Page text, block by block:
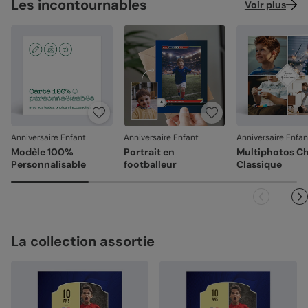
Les incontournables Voir plus
Anniversaire Enfant
Modèle 100%
Personnalisable
Anniversaire Enfant
Portrait en
footballeur
Anniversaire
Multiphotos
Classique
La collection assortie